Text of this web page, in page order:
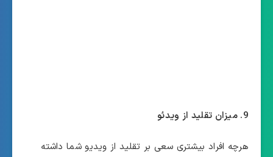
9. میزان تقلید از ویدئو
هرچه افراد بیشتری سعی بر تقلید از ویدیو شما داشته